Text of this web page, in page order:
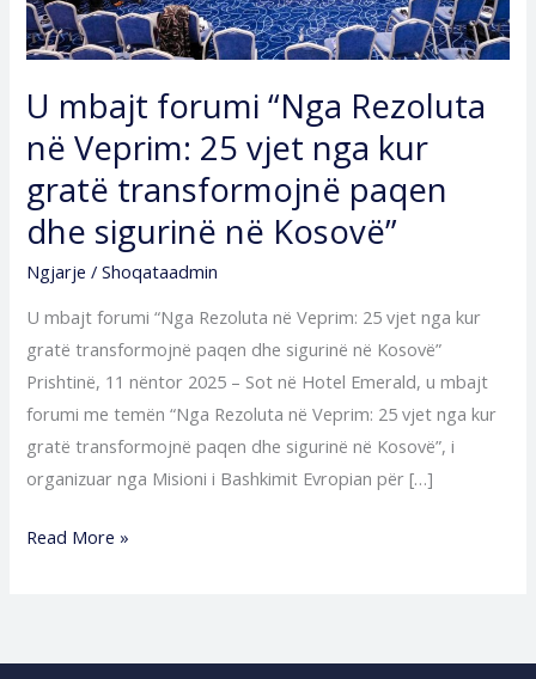
U mbajt forumi “Nga Rezoluta
në Veprim: 25 vjet nga kur
gratë transformojnë paqen
dhe sigurinë në Kosovë”
Ngjarje /Shoqataadmin
U mbajt forumi “Nga Rezoluta në Veprim: 25 vjet nga kur
gratë transformojnë paqen dhe sigurinë në Kosovë”
Prishtinë, 11 nëntor 2025 – Sot në Hotel Emerald, u mbajt
forumi me temën “Nga Rezoluta në Veprim: 25 vjet nga kur
gratë transformojnë paqen dhe sigurinë në Kosovë”, i
organizuar nga Misioni i Bashkimit Evropian për […]
vjet
nga
gratë
transformojnë
paqen
dhe
sigurinë
në
Kosovë”
Read More »